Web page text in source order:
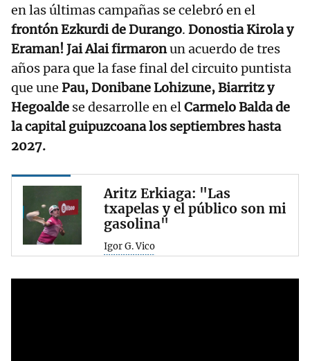
en las últimas campañas se celebró en el
frontón Ezkurdi de Durango. Donostia Kirola y
Eraman! Jai Alai firmaronun acuerdo de tres
años para que la fase final del circuito puntista
que une Pau, Donibane Lohizune, Biarritz y
Hegoalde se desarrolle en elCarmelo Balda de
la capital guipuzcoana los septiembres hasta
2027.
Aritz Erkiaga: "Las
txapelas y el público son mi
gasolina"
Igor G. Vico